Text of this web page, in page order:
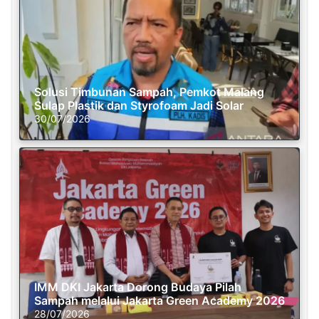
Solusi Timbunan Sampah, Pemkot Malang
Sulap Plastik dan Styrofoam Jadi Solar
30/07/2026
IMM DKI Jakarta Dorong Budaya Pilah
Sampah melalui Jakarta Green Academy 2026
28/07/2026